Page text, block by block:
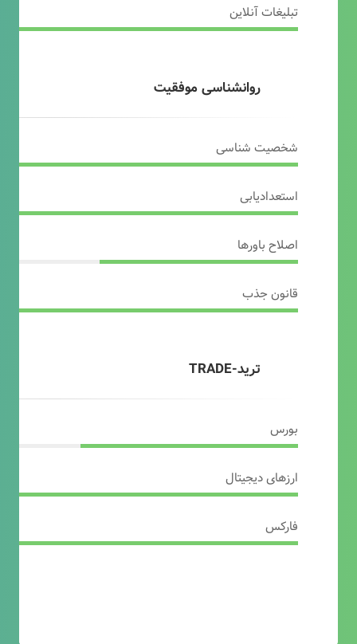
تبلیغات آنلاین
روانشناسی موفقیت
شخصیت شناسی
استعدادیابی
اصلاح باورها
قانون جذب
ترید-TRADE
بورس
ارزهای دیجیتال
فارکس